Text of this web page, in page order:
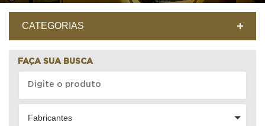
CATEGORIAS
FAÇA SUA BUSCA
Fabricantes